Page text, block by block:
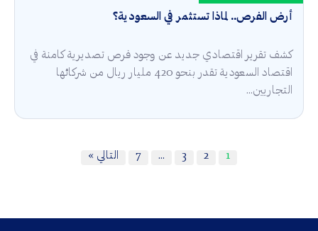
أرض الفرص.. لماذا تستثمر في السعودية؟
كشف تقرير اقتصادي جديد عن وجود فرص تصديرية كامنة في
اقتصاد السعودية تقدر بنحو 420 مليار ريال من شركائها
التجاريين...
1
2
3
…
7 التالي »